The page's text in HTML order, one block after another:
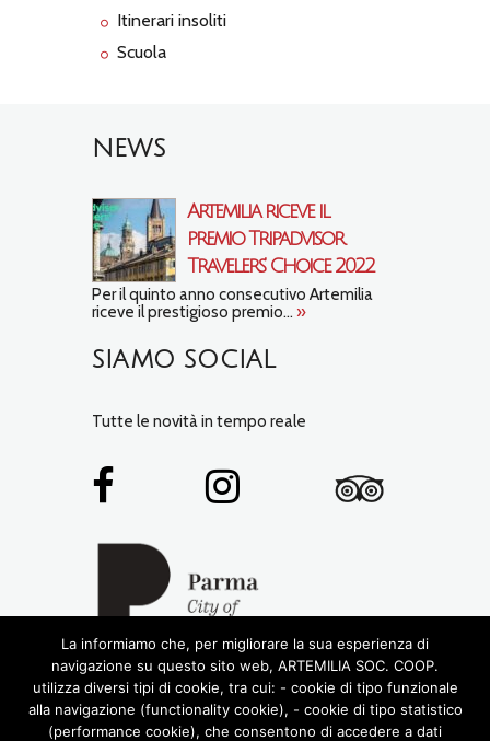
Itinerari insoliti
Scuola
NEWS
Artemilia riceve il
premio Tripadvisor
Travelers’ Choice 2022
Per il quinto anno consecutivo Artemilia
riceve il prestigioso premio... »
SIAMO SOCIAL
Tutte le novità in tempo reale
La informiamo che, per migliorare la sua esperienza di
navigazione su questo sito web, ARTEMILIA SOC. COOP.
utilizza diversi tipi di cookie, tra cui: - cookie di tipo funzionale
alla navigazione (functionality cookie), - cookie di tipo statistico
(performance cookie), che consentono di accedere a dati